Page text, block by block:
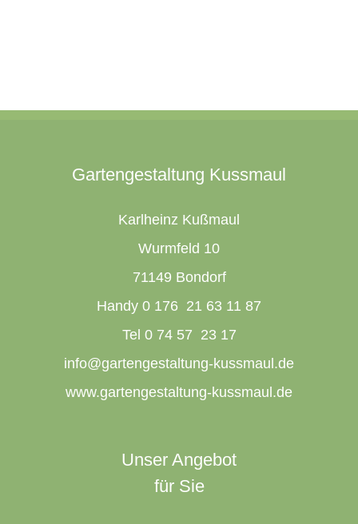
Gartengestaltung Kussmaul
Karlheinz Kußmaul
Wurmfeld 10
71149 Bondorf
Handy 0 176 21 63 11 87
Tel 0 74 57 23 17
info@gartengestaltung-kussmaul.de
www.gartengestaltung-kussmaul.de
Unser Angebot
für Sie